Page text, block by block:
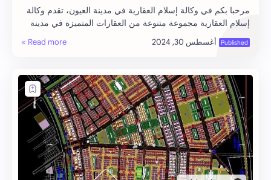
مرحبا بكم في وكالة إسلام العقارية في مدينة العيون، تقدم وكالة
إسلام العقارية مجموعة متنوعة من العقارات المتميزة في مدينة
العيون. إحدى هذه الفرص هي قط…